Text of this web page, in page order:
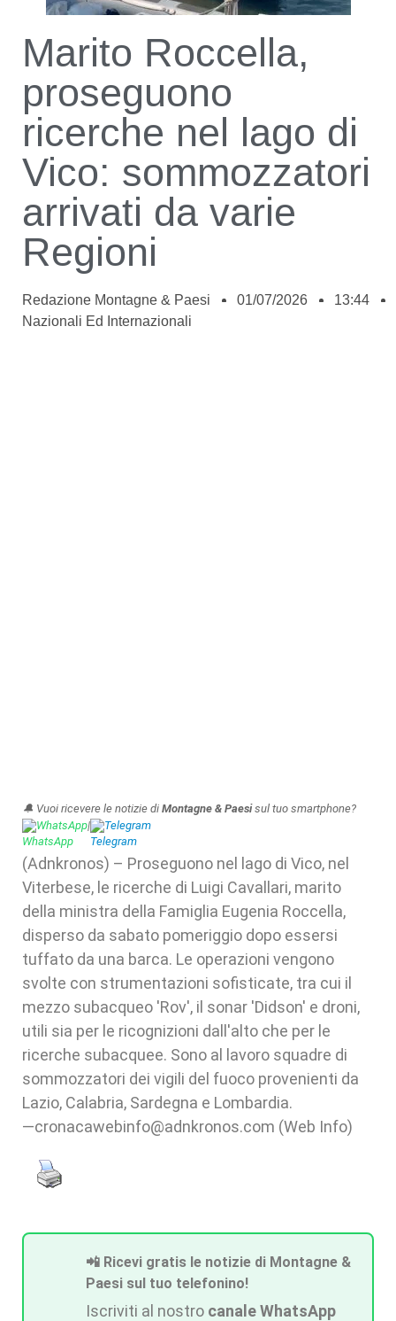
Marito Roccella,
proseguono
ricerche nel lago di
Vico: sommozzatori
arrivati da varie
Regioni
Redazione Montagne & Paesi 01/07/2026
13:44
Nazionali Ed Internazionali
🔔 Vuoi ricevere le notizie di Montagne & Paesisul tuo smartphone?
WhatsApp| Telegram
(Adnkronos) – Proseguono nel lago di Vico, nel
Viterbese, le ricerche di Luigi Cavallari, marito
della ministra della Famiglia Eugenia Roccella,
disperso da sabato pomeriggio dopo essersi
tuffato da una barca. Le operazioni vengono
svolte con strumentazioni sofisticate, tra cui il
mezzo subacqueo 'Rov', il sonar 'Didson' e droni,
utili sia per le ricognizioni dall'alto che per le
ricerche subacquee. Sono al lavoro squadre di
sommozzatori dei vigili del fuoco provenienti da
Lazio, Calabria, Sardegna e Lombardia.
—cronacawebinfo@adnkronos.com (Web Info)
📲 Ricevi gratis le notizie di Montagne &
Paesi sul tuo telefonino!
Iscriviti al nostro canale WhatsApp